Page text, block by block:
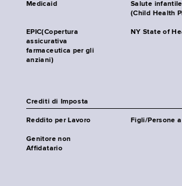
Medicaid
Salute
(Child Health
EPIC(Copertura
assicurativa
farmaceutica per gli
anziani)
NY State of
Crediti di Imposta
Reddito per Lavoro Figli/Persone
Genitore non
Affidatario